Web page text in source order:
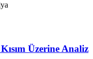
Üzerine Analiz